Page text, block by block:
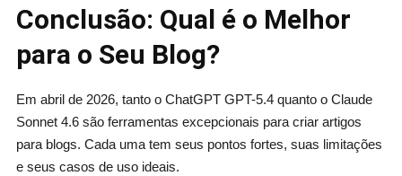
Conclusão: Qual é o Melhor
para o Seu Blog?
Em abril de 2026, tanto o ChatGPT GPT-5.4 quanto o Claude
Sonnet 4.6 são ferramentas excepcionais para criar artigos
para blogs. Cada uma tem seus pontos fortes, suas limitações
e seus casos de uso ideais.